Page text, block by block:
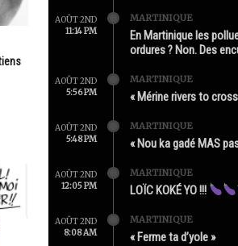
AOÛT 2ND
11:14 PM
MARTINIQUE
En Martinique les
ordures ? Non. Des
AOÛT 2ND
5:56 PM
MARTINIQUE
« Mérine rivers to
AOÛT 2ND
5:48 PM
MARTINIQUE
« Nou ka gadé MAS
AOÛT 2ND
12:05 PM
MARTINIQUE
LOÏC KOKÉ YO !!!
AOÛT 2ND
8:08 AM
MARTINIQUE
« Ferme ta d’yole »